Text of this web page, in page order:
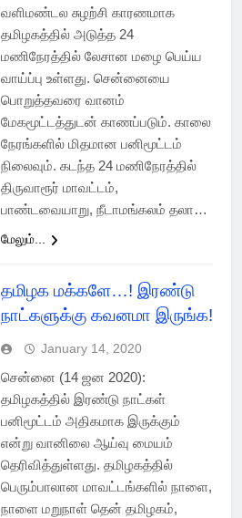
வளிமண்டல சுழற்சி காரணமாக
தமிழகத்தில் அடுத்த 24
மணிநேரத்தில் லேசான மழை பெய்ய
வாய்ப்பு உள்ளது. சென்னையை
பொறுத்தவரை வானம்
மேகமூட்டத்துடன் காணப்படும். காலை
நேரங்களில் மிதமான பனிமூட்டம்
நிலைவும். கடந்த 24 மணிநேரத்தில்
திருவாரூர் மாவட்டம்,
பாண்டவையாறு, நீடாமங்கலம் தலா…
மேலும்...
தமிழக மக்களே…! இரண்டு
நாட்களுக்கு கவனமா இருங்க!
January 14, 2020
சென்னை (14 ஜன 2020):
தமிழகத்தில் இரண்டு நாட்கள்
பனிமூட்டம் அதிகமாக இருக்கும்
என்று வானிலை ஆய்வு மையம்
தெரிவித்துள்ளது. தமிழகத்தில்
பெரும்பாலான மாவட்டங்களில் நாளை,
நாளை மறுநாள் தென் தமிழகம்,